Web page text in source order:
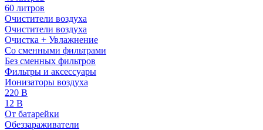
60 литров
Очистители воздуха
Очистители воздуха
Очистка + Увлажнение
Cо сменными фильтрами
Без сменных фильтров
Фильтры и аксессуары
Ионизаторы воздуха
220 В
12 В
От батарейки
Обеззараживатели